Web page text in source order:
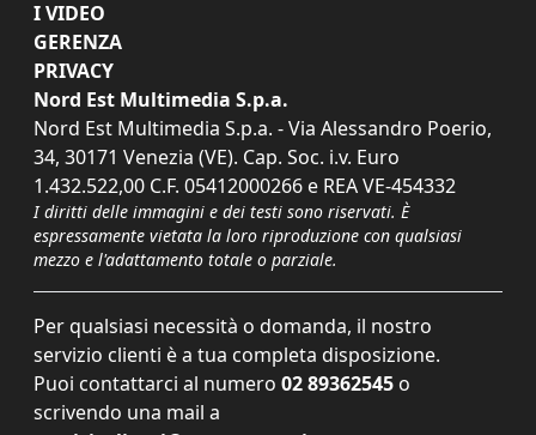
I VIDEO
GERENZA
PRIVACY
Nord Est Multimedia S.p.a.
Nord Est Multimedia S.p.a. - Via Alessandro Poerio,
34, 30171 Venezia (VE). Cap. Soc. i.v. Euro
1.432.522,00 C.F. 05412000266 e REA VE-454332
I diritti delle immagini e dei testi sono riservati. È
espressamente vietata la loro riproduzione con qualsiasi
mezzo e l'adattamento totale o parziale.
Per qualsiasi necessità o domanda, il nostro
servizio clienti è a tua completa disposizione.
Puoi contattarci al numero 02 89362545 o
scrivendo una mail a